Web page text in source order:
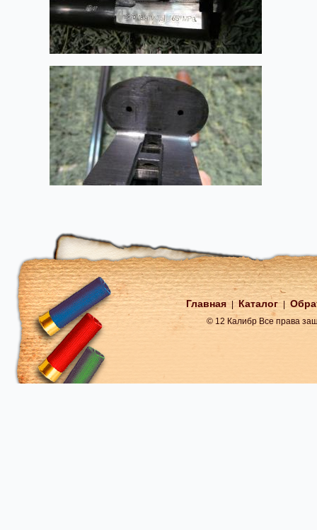
Главная Каталог
© 12 Калибр Все права